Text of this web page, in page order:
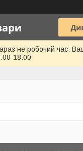
не робочий час.
18:00